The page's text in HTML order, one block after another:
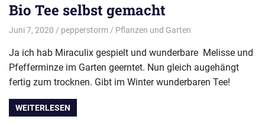
Bio Tee selbst gemacht
Juni 7, 2020 pepperstorm Pflanzen und Garten
Ja ich hab Miraculix gespielt und wunderbare Melisse und
Pfefferminze im Garten geerntet. Nun gleich augehängt
fertig zum trocknen. Gibt im Winter wunderbaren Tee!
WEITERLESEN